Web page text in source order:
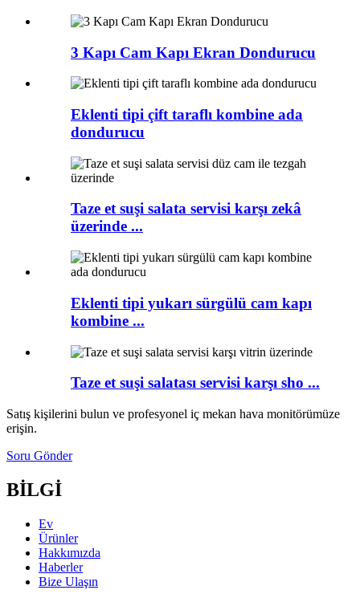
3 Kapı Cam Kapı Ekran Dondurucu
Eklenti tipi çift taraflı kombine ada
dondurucu
Taze et suşi salata servisi karşı zekâ
üzerinde ...
Eklenti tipi yukarı sürgülü cam kapı
kombine ...
Taze et suşi salatası servisi karşı sho ...
Satış kişilerini bulun ve profesyonel iç mekan hava monitörümüze
erişin.
Soru Gönder
BİLGİ
Ev
Ürünler
Hakkımızda
Haberler
Bize Ulaşın